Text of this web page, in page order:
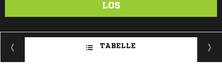
LOS
TABELLE